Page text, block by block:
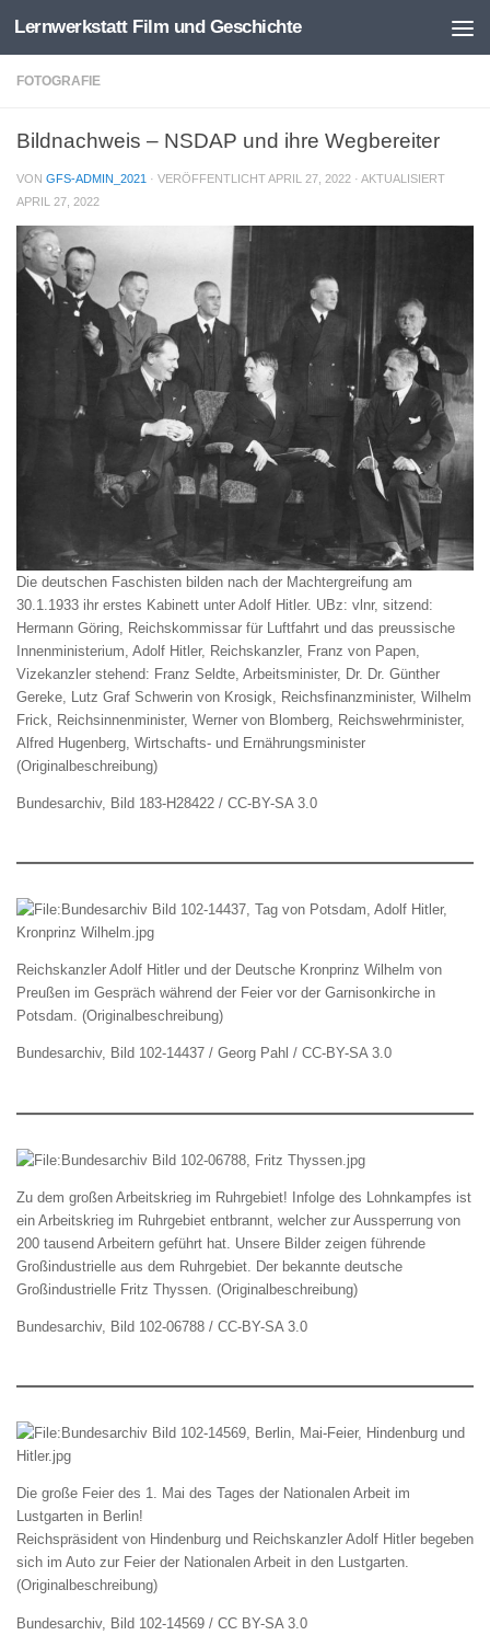
Zum Inhalt springen
Lernwerkstatt Film und Geschichte
FOTOGRAFIE
Bildnachweis – NSDAP und ihre Wegbereiter
VON GFS-ADMIN_2021 · VERÖFFENTLICHTAPRIL 27, 2022 · AKTUALISIERT
APRIL 27, 2022
Die deutschen Faschisten bilden nach der Machtergreifung am
30.1.1933 ihr erstes Kabinett unter Adolf Hitler. UBz: vlnr, sitzend:
Hermann Göring, Reichskommissar für Luftfahrt und das preussische
Innenministerium, Adolf Hitler, Reichskanzler, Franz von Papen,
Vizekanzler stehend: Franz Seldte, Arbeitsminister, Dr. Dr. Günther
Gereke, Lutz Graf Schwerin von Krosigk, Reichsfinanzminister, Wilhelm
Frick, Reichsinnenminister, Werner von Blomberg, Reichswehrminister,
Alfred Hugenberg, Wirtschafts- und Ernährungsminister
(Originalbeschreibung)
Bundesarchiv, Bild 183-H28422 / CC-BY-SA 3.0
Reichskanzler Adolf Hitler und der Deutsche Kronprinz Wilhelm von
Preußen im Gespräch während der Feier vor der Garnisonkirche in
Potsdam. (Originalbeschreibung)
Bundesarchiv, Bild 102-14437 / Georg Pahl / CC-BY-SA 3.0
Zu dem großen Arbeitskrieg im Ruhrgebiet! Infolge des Lohnkampfes ist
ein Arbeitskrieg im Ruhrgebiet entbrannt, welcher zur Aussperrung von
200 tausend Arbeitern geführt hat. Unsere Bilder zeigen führende
Großindustrielle aus dem Ruhrgebiet. Der bekannte deutsche
Großindustrielle Fritz Thyssen. (Originalbeschreibung)
Bundesarchiv, Bild 102-06788 / CC-BY-SA 3.0
Die große Feier des 1. Mai des Tages der Nationalen Arbeit im
Lustgarten in Berlin!
Reichspräsident von Hindenburg und Reichskanzler Adolf Hitler begeben
sich im Auto zur Feier der Nationalen Arbeit in den Lustgarten.
(Originalbeschreibung)
Bundesarchiv, Bild 102-14569 / CC BY-SA 3.0